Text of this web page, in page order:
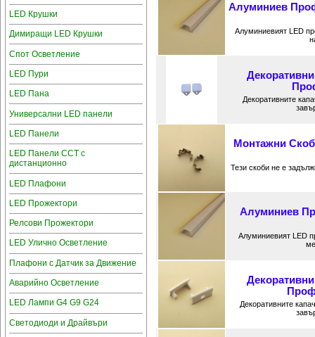
LED Крушки
Димиращи LED Крушки
Спот Осветление
LED Пури
LED Пана
Универсални LED панели
LED Панели
LED Панели CCT с
дистанционно
LED Плафони
LED Прожектори
Релсови Прожектори
LED Улично Осветление
Плафони с Датчик за Движение
Аварийно Осветление
LED Лампи G4 G9 G24
Светодиоди и Драйвъри
Алуминиев
Алуминиевият LED
Декоративните
Монтажни
Тези скоби не е
Алуминиев
Алуминиевият LED
Декоративните